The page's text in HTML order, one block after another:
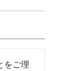
をご理